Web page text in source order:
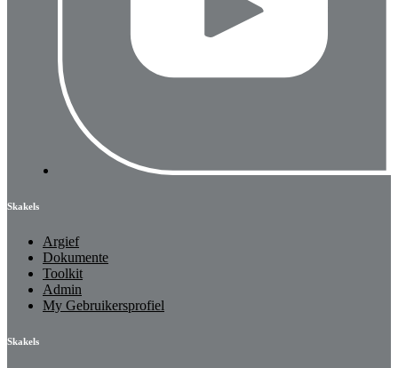
Skakels
Argief
Dokumente
Toolkit
Admin
My Gebruikersprofiel
Skakels